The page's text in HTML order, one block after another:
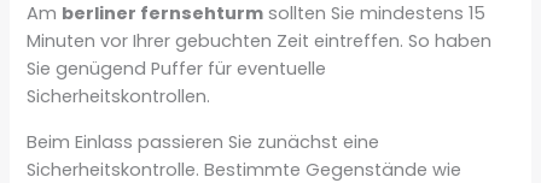
Am berliner fernsehturm sollten Sie mindestens 15
Minuten vor Ihrer gebuchten Zeit eintreffen. So haben
Sie genügend Puffer für eventuelle
Sicherheitskontrollen.
Beim Einlass passieren Sie zunächst eine
Sicherheitskontrolle. Bestimmte Gegenstände wie